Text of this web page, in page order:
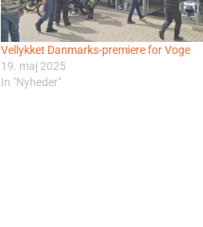
Vellykket Danmarks-premiere for Voge
19. maj 2025
In "Nyheder"